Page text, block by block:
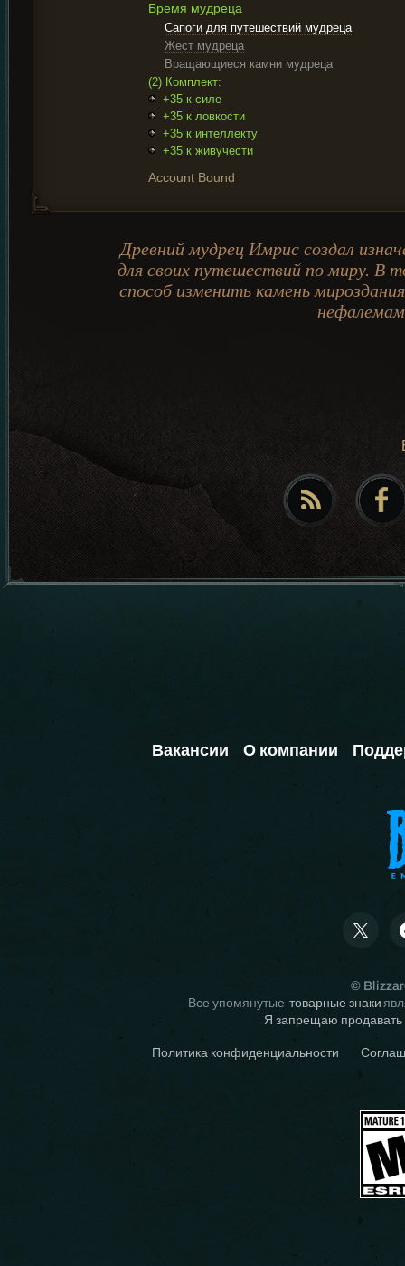
Бремя мудреца
Сапоги для путешествий мудреца
Жест мудреца
Вращающиеся камни мудреца
(2) Комплект:
+35 к силе
+35 к ловкости
+35 к интеллекту
+35 к живучести
Account Bound
Древний мудрец Имрис создал
для своих путешествий по миру. В
способ изменить камень